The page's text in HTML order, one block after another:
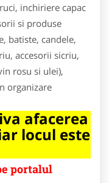
inchiriere capac
si produse
batiste, candele,
accesorii sicriu,
rosu si ulei),
organizare
afacerea
locul este
portalul